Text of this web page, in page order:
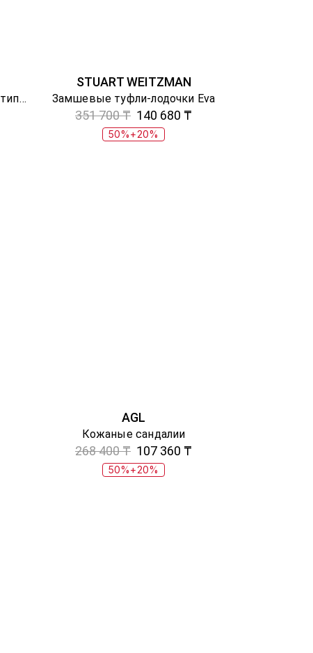
Кожаные слингбэки с логотипом
STUART WEITZMAN
Замшевые туфли-лодочки Eva
351 700 ₸ 140 680 ₸
50%+20%
AGL
Кожаные сандалии
268 400 ₸ 107 360 ₸
50%+20%